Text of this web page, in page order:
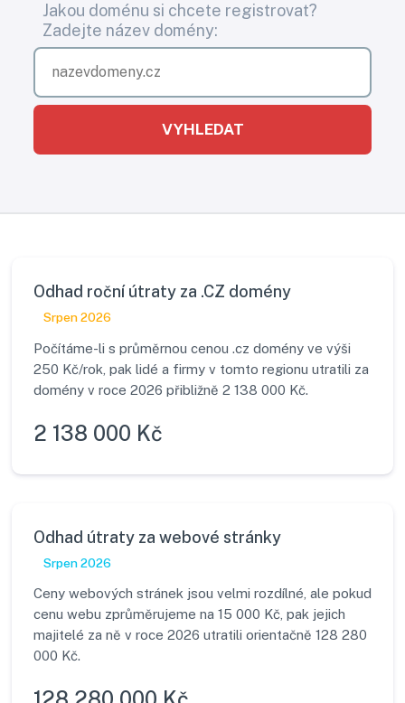
Jakou doménu si chcete registrovat?
Zadejte název domény:
VYHLEDAT
Odhad roční útraty za .CZ domény
Srpen 2026
Počítáme-li s průměrnou cenou .cz domény ve výši
250 Kč/rok, pak lidé a firmy v tomto regionu utratili za
domény v roce 2026 přibližně 2 138 000 Kč.
2 138 000 Kč
Odhad útraty za webové stránky
Srpen 2026
Ceny webových stránek jsou velmi rozdílné, ale pokud
cenu webu zprůměrujeme na 15 000 Kč, pak jejich
majitelé za ně v roce 2026 utratili orientačně 128 280
000 Kč.